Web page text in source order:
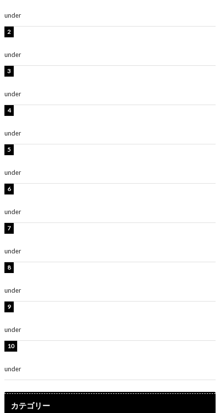
under
under
under
under
under
under
under
under
under
under
カテゴリー